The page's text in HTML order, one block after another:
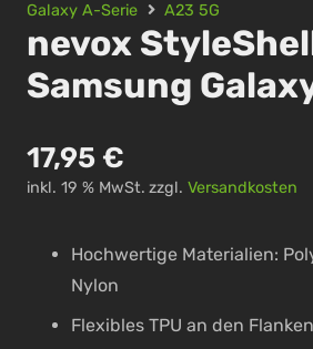
Galaxy A-Serie
A23 5G
nevox
Samsung
17,95 €
inkl. 19 % MwSt. zzgl.Versandkosten
Hochwertige Materialien:
Nylon
Flexibles TPU an den